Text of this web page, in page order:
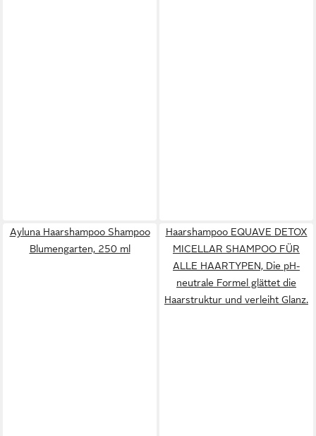
Ayluna Haarshampoo Shampoo
Blumengarten, 250 ml
Haarshampoo EQUAVE DETOX
MICELLAR SHAMPOO FÜR
ALLE HAARTYPEN, Die pH-
neutrale Formel glättet die
Haarstruktur und verleiht Glanz.